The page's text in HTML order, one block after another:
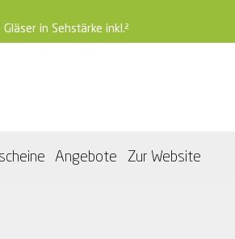
Gläser in Sehstärke inkl.²
Angebote Zur Website